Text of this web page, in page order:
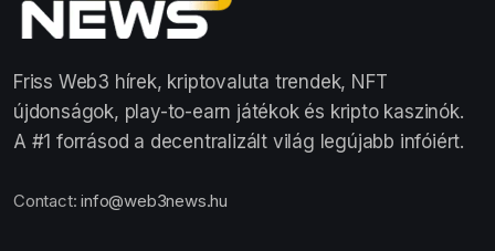
Friss Web3 hírek, kriptovaluta trendek, NFT
újdonságok, play-to-earn játékok és kripto kaszinók.
A #1 forrásod a decentralizált világ legújabb infóiért.
Contact:info@web3news.hu